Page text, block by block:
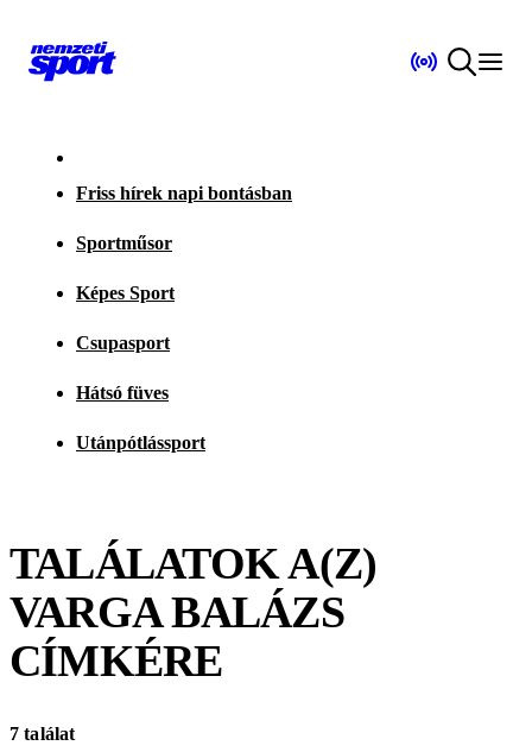
Friss hírek napi bontásban
Sportműsor
Képes Sport
Csupasport
Hátsó füves
Utánpótlássport
TALÁLATOK A(Z)
VARGA BALÁZS
CÍMKÉRE
7 találat